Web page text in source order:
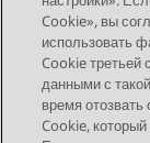
Topic
Cookie», вы
использовать
Cookie третьей
данными с
время
Cookie,